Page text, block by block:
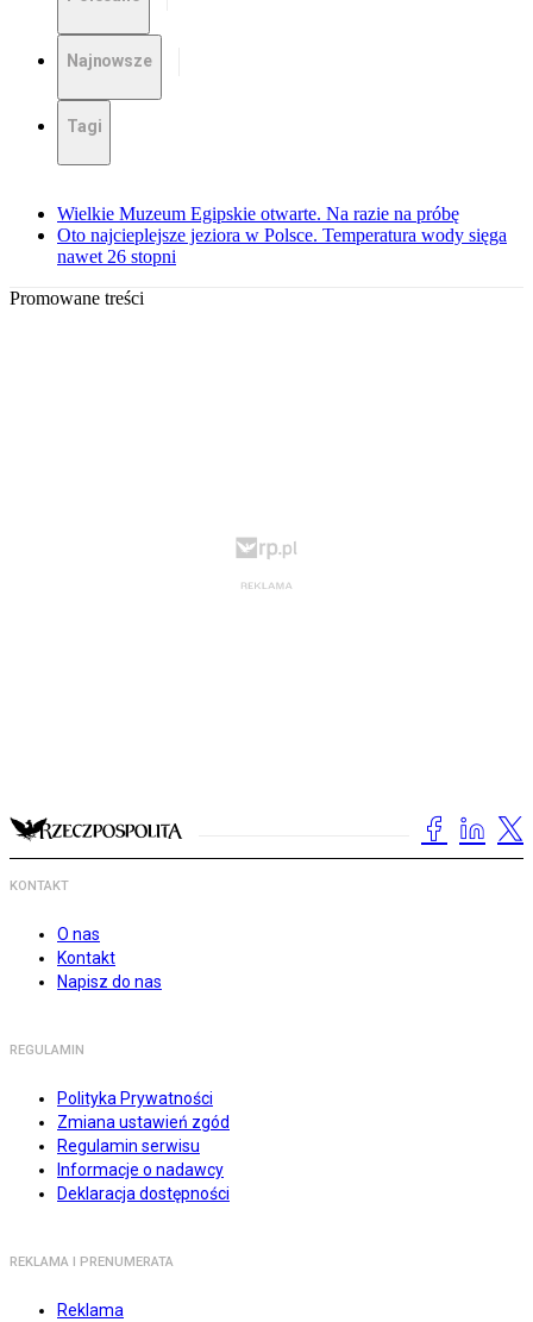
Najnowsze
Tagi
Wielkie Muzeum Egipskie otwarte. Na razie na próbę
Oto najcieplejsze jeziora w Polsce. Temperatura wody sięga
nawet 26 stopni
Promowane treści
KONTAKT
O nas
Kontakt
Napisz do nas
REGULAMIN
Polityka Prywatności
Zmiana ustawień zgód
Regulamin serwisu
Informacje o nadawcy
Deklaracja dostępności
REKLAMA I PRENUMERATA
Reklama